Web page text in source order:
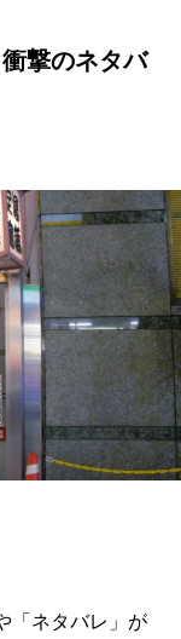
撃のネタバ
「ネタバレ」が